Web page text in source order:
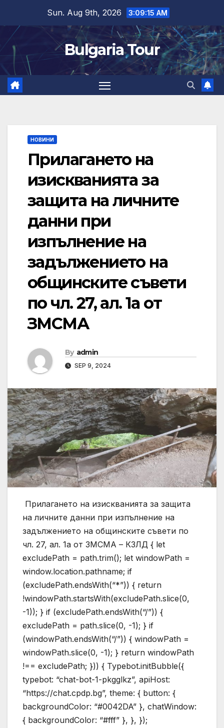
content
Sun. Aug 9th, 2026 3:09:16 AM
Bulgaria Tour
НОВИНИ
Прилагането на
изискванията за
защита на личните
данни при
изпълнение на
задължението на
общинските съвети
по чл. 27, ал. 1а от
ЗМСМА
By admin
SEP 9, 2024
Прилагането на изискванията за защита
на личните данни при изпълнение на
задължението на общинските съвети по
чл. 27, ал. 1а от ЗМСМА – КЗЛД { let
excludePath = path.trim(); let windowPath =
window.location.pathname; if
(excludePath.endsWith(“*”)) { return
!windowPath.startsWith(excludePath.slice(0,
-1)); } if (excludePath.endsWith(“/”)) {
excludePath = path.slice(0, -1); } if
(windowPath.endsWith(“/”)) { windowPath =
windowPath.slice(0, -1); } return windowPath
!== excludePath; })) { Typebot.initBubble({
typebot: “chat-bot-1-pkgglkz”, apiHost:
“https://chat.cpdp.bg”, theme: { button: {
backgroundColor: “#0042DA” }, chatWindow:
{ backgroundColor: “#fff” }, }, });